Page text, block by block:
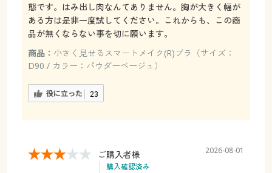
態です。はみ出し肉なんてありません。胸が大きく幅が
ある方は是非一度試してください。これからも、この商
品が無くならない事を切に願います。
商品： 小さく見せるスマートメイク(R)ブラ（サイズ：
D90 / カラー：パウダーベージュ）
役に立った 23
ご購入者様
購入確認済み
2026-08-01